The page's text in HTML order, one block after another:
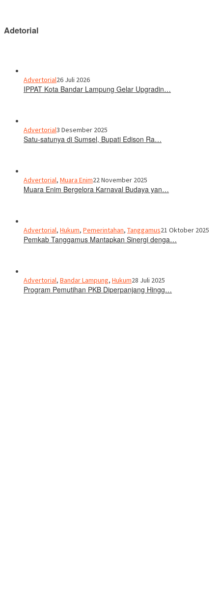
Adetorial
Advertorial26 Juli 2026
IPPAT Kota Bandar Lampung Gelar Upgradin…
Advertorial3 Desember 2025
Satu-satunya di Sumsel, Bupati Edison Ra…
Advertorial, Muara Enim22 November 2025
Muara Enim Bergelora Karnaval Budaya yan…
Advertorial, Hukum, Pemerintahan, Tanggamus21 Oktober 2025
Pemkab Tanggamus Mantapkan Sinergi denga…
Advertorial, Bandar Lampung, Hukum28 Juli 2025
Program Pemutihan PKB Diperpanjang Hingg…